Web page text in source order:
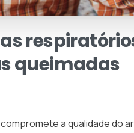
queimadas
a qualidade do